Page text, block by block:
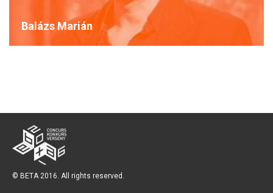
Balázs Marián
© BETA 2016. All rights reserved.